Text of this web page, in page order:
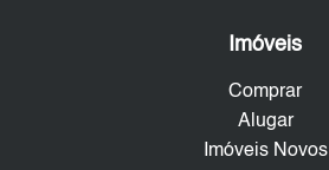
Imóveis
Comprar
Alugar
Imóveis Novos